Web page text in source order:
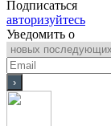
Подписаться
авторизуйтесь
Уведомить о